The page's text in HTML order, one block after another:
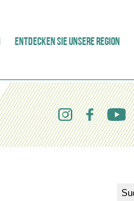
ENTDECKEN SIE UNSERE REGION